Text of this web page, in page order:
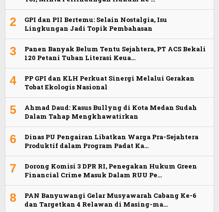
2
GPI dan PII Bertemu: Selain Nostalgia, Isu
Lingkungan Jadi Topik Pembahasan
3
Panen Banyak Belum Tentu Sejahtera, PT ACS Bekali
120 Petani Tuban Literasi Keua…
4
PP GPI dan KLH Perkuat Sinergi Melalui Gerakan
Tobat Ekologis Nasional
5
Ahmad Daud: Kasus Bullyng di Kota Medan Sudah
Dalam Tahap Mengkhawatirkan
6
Dinas PU Pengairan Libatkan Warga Pra-Sejahtera
Produktif dalam Program Padat Ka…
7
Dorong Komisi 3 DPR RI, Penegakan Hukum Green
Financial Crime Masuk Dalam RUU Pe…
8
PAN Banyuwangi Gelar Musyawarah Cabang Ke-6
dan Targetkan 4 Relawan di Masing-ma…